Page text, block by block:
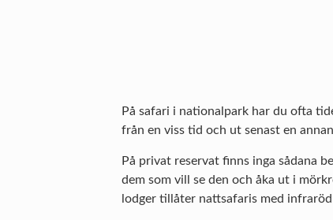
På safari i nationalpark har du ofta
från en viss tid och ut senast en
På privat reservat finns inga sådana
dem som vill se den och åka ut i
lodger tillåter nattsafaris med infraröd